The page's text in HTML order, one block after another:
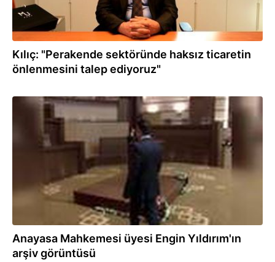
Kılıç: "Perakende sektöründe haksız ticaretin
önlenmesini talep ediyoruz"
Anayasa Mahkemesi üyesi Engin Yıldırım'ın
arşiv görüntüsü